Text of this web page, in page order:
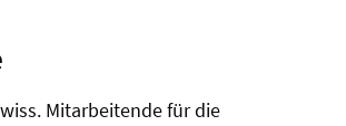
Mitarbeitende für die